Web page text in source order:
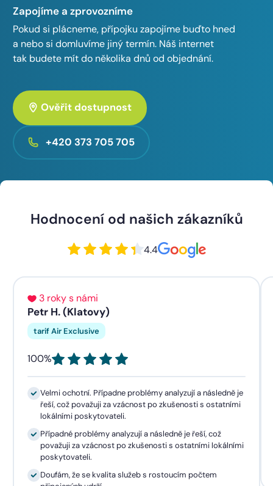
Zapojíme a zprovozníme
Pokud si plácneme, přípojku zapojíme buďto hned
a nebo si domluvíme jiný termín. Náš internet
tak budete mít do několika dnů od objednání.
Ověřit dostupnost
+420 373 705 705
Hodnocení od našich zákazníků
4.4
3 roky s námi
Petr H. (Klatovy)
tarif Air Exclusive
100%
Velmi ochotní. Případne problémy analyzují a následně je
řeší, což považuji za vzácnost po zkušenosti s ostatními
lokálními poskytovateli.
Případné problémy analyzují a následně je řeší, což
považuji za vzácnost po zkušenosti s ostatními lokálními
poskytovateli.
Doufám, že se kvalita služeb s rostoucím počtem